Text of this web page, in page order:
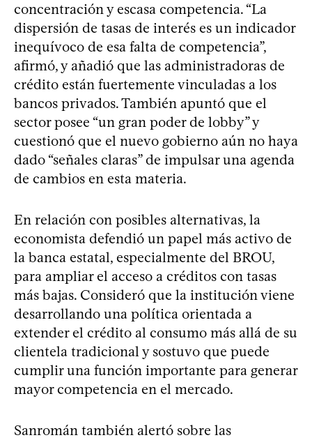
concentración y escasa competencia. “La
dispersión de tasas de interés es un indicador
inequívoco de esa falta de competencia”,
afirmó, y añadió que las administradoras de
crédito están fuertemente vinculadas a los
bancos privados. También apuntó que el
sector posee “un gran poder de lobby” y
cuestionó que el nuevo gobierno aún no haya
dado “señales claras” de impulsar una agenda
de cambios en esta materia.
En relación con posibles alternativas, la
economista defendió un papel más activo de
la banca estatal, especialmente del BROU,
para ampliar el acceso a créditos con tasas
más bajas. Consideró que la institución viene
desarrollando una política orientada a
extender el crédito al consumo más allá de su
clientela tradicional y sostuvo que puede
cumplir una función importante para generar
mayor competencia en el mercado.
Sanromán también alertó sobre las